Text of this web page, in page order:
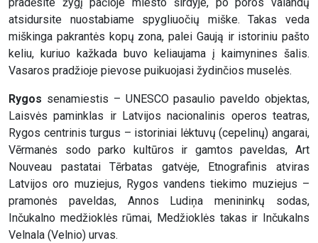
pradėsite žygį pačioje miesto širdyje, po poros valandų
atsidursite nuostabiame spygliuočių miške. Takas veda
miškinga pakrantės kopų zona, palei Gaują ir istoriniu pašto
keliu, kuriuo kažkada buvo keliaujama į kaimynines šalis.
Vasaros pradžioje pievose puikuojasi žydinčios muselės.
Rygos senamiestis – UNESCO pasaulio paveldo objektas,
Laisvės paminklas ir Latvijos nacionalinis operos teatras,
Rygos centrinis turgus – istoriniai lėktuvų (cepelinų) angarai,
Vērmanės sodo parko kultūros ir gamtos paveldas, Art
Nouveau pastatai Tērbatas gatvėje, Etnografinis atviras
Latvijos oro muziejus, Rygos vandens tiekimo muziejus –
pramonės paveldas, Annos Ludiņa menininkų sodas,
Inčukalno medžioklės rūmai, Medžioklės takas ir Inčukalns
Velnala (Velnio) urvas.